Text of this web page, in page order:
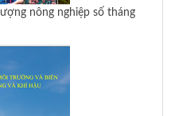
nông nghiệp số tháng